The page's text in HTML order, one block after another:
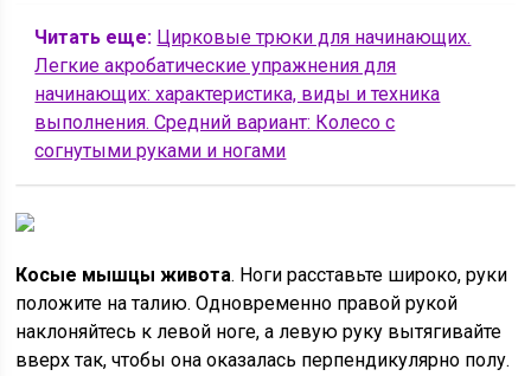
Читать еще: Цирковые трюки для начинающих.
Легкие акробатические упражнения для
начинающих: характеристика, виды и техника
выполнения. Средний вариант: Колесо с
согнутыми руками и ногами
Косые мышцы живота. Ноги расставьте широко, руки
положите на талию. Одновременно правой рукой
наклоняйтесь к левой ноге, а левую руку вытягивайте
вверх так, чтобы она оказалась перпендикулярно полу.